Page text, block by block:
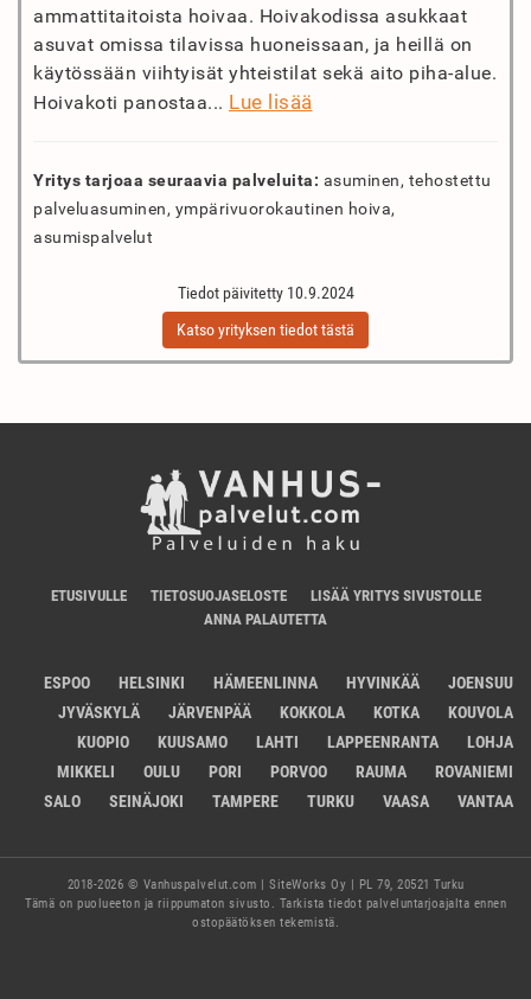
ammattitaitoista hoivaa. Hoivakodissa asukkaat
asuvat omissa tilavissa huoneissaan, ja heillä on
käytössään viihtyisät yhteistilat sekä aito piha-alue.
Hoivakoti panostaa... Lue lisää
Yritys tarjoaa seuraavia palveluita: asuminen, tehostettu
palveluasuminen, ympärivuorokautinen hoiva,
asumispalvelut
Tiedot päivitetty 10.9.2024
Katso yrityksen tiedot tästä
ETUSIVULLE TIETOSUOJASELOSTE
LISÄÄ YRITYS SIVUSTOLLE
ANNA PALAUTETTA
ESPOO HELSINKI HÄMEENLINNA HYVINKÄÄ
JOENSUU
JYVÄSKYLÄ
JÄRVENPÄÄ KOKKOLA KOTKA
KOUVOLA
KUOPIO
KUUSAMO LAHTI LAPPEENRANTA
LOHJA
MIKKELI
OULU PORI PORVOO RAUMA
ROVANIEMI
SALO
SEINÄJOKI TAMPERE TURKU VAASA VANTAA
2018-2026 © Vanhuspalvelut.com | SiteWorks Oy | PL 79, 20521 Turku
Tämä on puolueeton ja riippumaton sivusto. Tarkista tiedot palveluntarjoajalta ennen
ostopäätöksen tekemistä.